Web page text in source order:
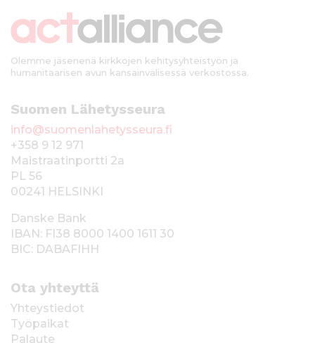
Olemme jäsenenä kirkkojen kehitysyhteistyön ja
humanitaarisen avun kansainvälisessä verkostossa.
Suomen Lähetysseura
info@suomenlahetysseura.fi
+358 9 12 971
Maistraatinportti 2a
PL 56
00241 HELSINKI
Danske Bank
IBAN: FI38 8000 1400 1611 30
BIC: DABAFIHH
Ota yhteyttä
Yhteystiedot
Työpaikat
Palaute